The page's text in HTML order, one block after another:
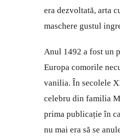
era dezvoltată, arta
maschere gustul
Anul 1492 a fost un
Europa comorile
vanilia. În secolele
celebru din familia
prima publicație în
nu mai era să se